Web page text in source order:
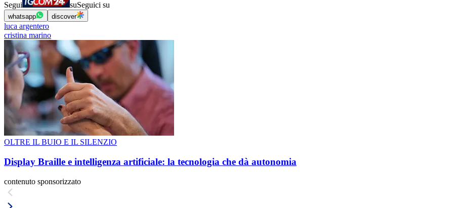
Segui suSeguici su
whatsapp discover
luca argentero
cristina marino
OLTRE IL BUIO E IL SILENZIO
Display Braille e intelligenza artificiale: la tecnologia che dà autonomia
contenuto sponsorizzato